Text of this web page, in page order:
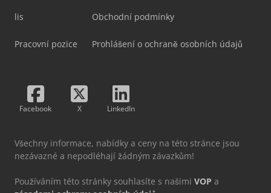
lis
Pracovní pozice
Obchodní podmínky
Prohlášení o ochraně osobních údajů
Facebook X LinkedIn
Všechny informace, nabídky a ceny na této stránce jsou
nezávazné a nepodléhají žádným závazkům!
Používáním této stránky souhlasíte s našimi VOP a